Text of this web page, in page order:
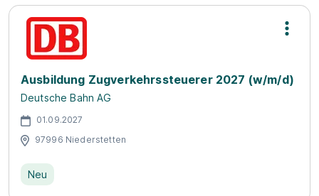
Ausbildung Zugverkehrssteuerer 2027 (w/m/d)
Deutsche Bahn AG
01.09.2027
97996 Niederstetten
Neu